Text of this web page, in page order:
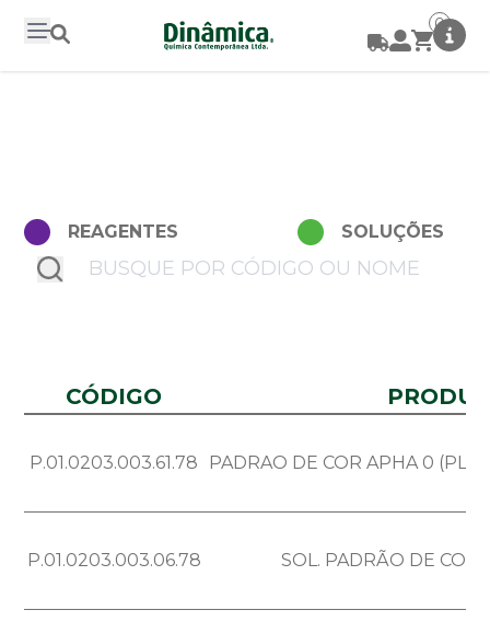
0
REAGENTES SOLUÇÕES
CÓDIGO
P.01.0203.003.61.78 PADRAO DE COR APHA 0
P.01.0203.003.06.78 SOL. PADRÃO DE COR